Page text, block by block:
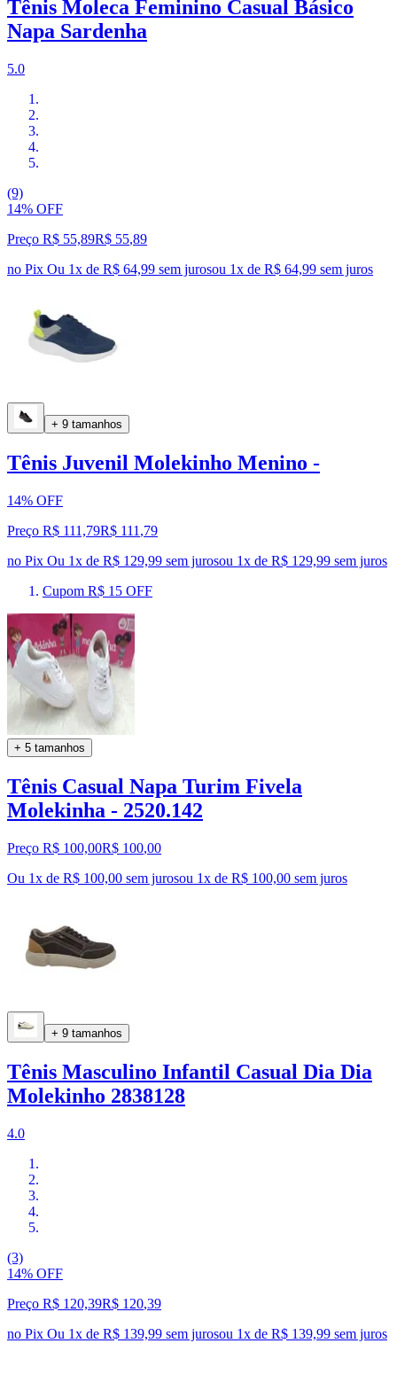
Tênis Moleca Feminino Casual Básico
Napa Sardenha
5.0
(9)
14% OFF
Preço R$ 55,89R$ 55,89
no Pix Ou 1x de R$ 64,99 sem jurosou 1x de R$ 64,99 sem juros
+ 9 tamanhos
Tênis Juvenil Molekinho Menino -
14% OFF
Preço R$ 111,79R$ 111 ,79
no Pix Ou 1x de R$ 129,99 sem jurosou 1x de R$ 129,99 sem juros
Cupom R$ 15 OFF
+ 5 tamanhos
Tênis Casual Napa Turim Fivela
Molekinha - 2520.142
Preço R$ 100,00R$ 100,00
Ou 1x de R$ 100,00 sem jurosou 1x de R$ 100,00 sem juros
+ 9 tamanhos
Tênis Masculino Infantil Casual Dia Dia
Molekinho 2838128
4.0
(3)
14% OFF
Preço R$ 120,39R$ 120,39
no Pix Ou 1x de R$ 139,99 sem jurosou 1x de R$ 139,99 sem juros